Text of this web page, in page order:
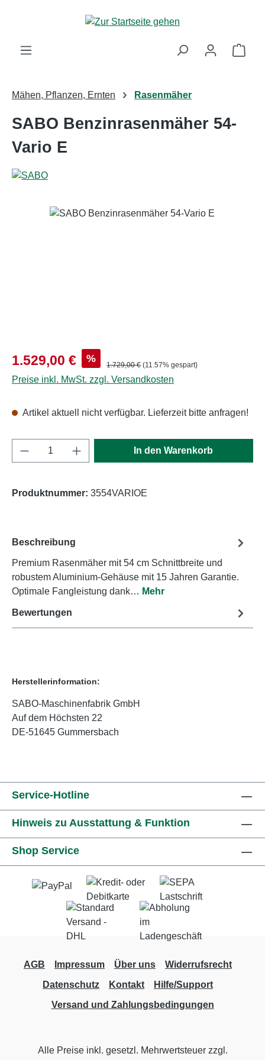
Zum Hauptinhalt springen
Mähen, Pflanzen, Ernten Rasenmäher
SABO Benzinrasenmäher 54-
Vario E
Bildergalerie überspringen
Verkaufspreis:
1.529,00 € % Regulärer Preis:
1.729,00 € (11.57% gespart)
Preise inkl. MwSt. zzgl. Versandkosten
Artikel aktuell nicht verfügbar. Lieferzeit bitte anfragen!
Produkt Anzahl: Gib den gewünschten
In den Warenkorb
Produktnummer: 3554VARIOE
Beschreibung
Premium Rasenmäher mit 54 cm Schnittbreite und
robustem Aluminium-Gehäuse mit 15 Jahren Garantie.
Optimale Fangleistung dank… Mehr
Bewertungen
Herstellerinformation:
SABO-Maschinenfabrik GmbH
Auf dem Höchsten 22
DE-51645 Gummersbach
Service-Hotline
Hinweis zu Ausstattung & Funktion
Shop Service
AGB Impressum Über uns
Widerrufsrecht
Datenschutz
Kontakt
Hilfe/Support
Versand und Zahlungsbedingungen
Alle Preise inkl. gesetzl. Mehrwertsteuer zzgl.